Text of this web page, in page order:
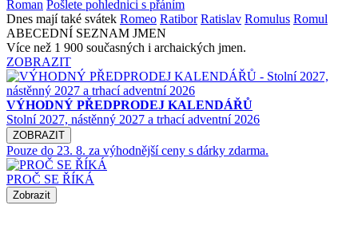
Roman Pošlete pohlednici s přáním
Dnes mají také svátek Romeo Ratibor Ratislav Romulus Romul
ABECEDNÍ SEZNAM JMEN
Více než 1 900 současných i archaických jmen.
ZOBRAZIT
VÝHODNÝ PŘEDPRODEJ KALENDÁŘŮ
Stolní 2027, nástěnný 2027 a trhací adventní 2026
ZOBRAZIT
Pouze do 23. 8. za výhodnější ceny s dárky zdarma.
PROČ SE ŘÍKÁ
Zobrazit